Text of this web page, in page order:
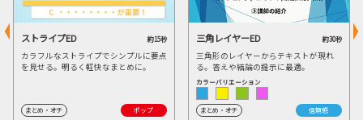
ストライプED 約15秒
カラフルなストライプでシンプルに要点
を見せる。明るく軽快なまとめに。
まとめ・オチ ポップ
三角レイヤーED 約30秒
三角形のレイヤーからテキストが現れ
る。答えや結論の提示に最適。
カラーバリエーション
まとめ・オチ 信頼感